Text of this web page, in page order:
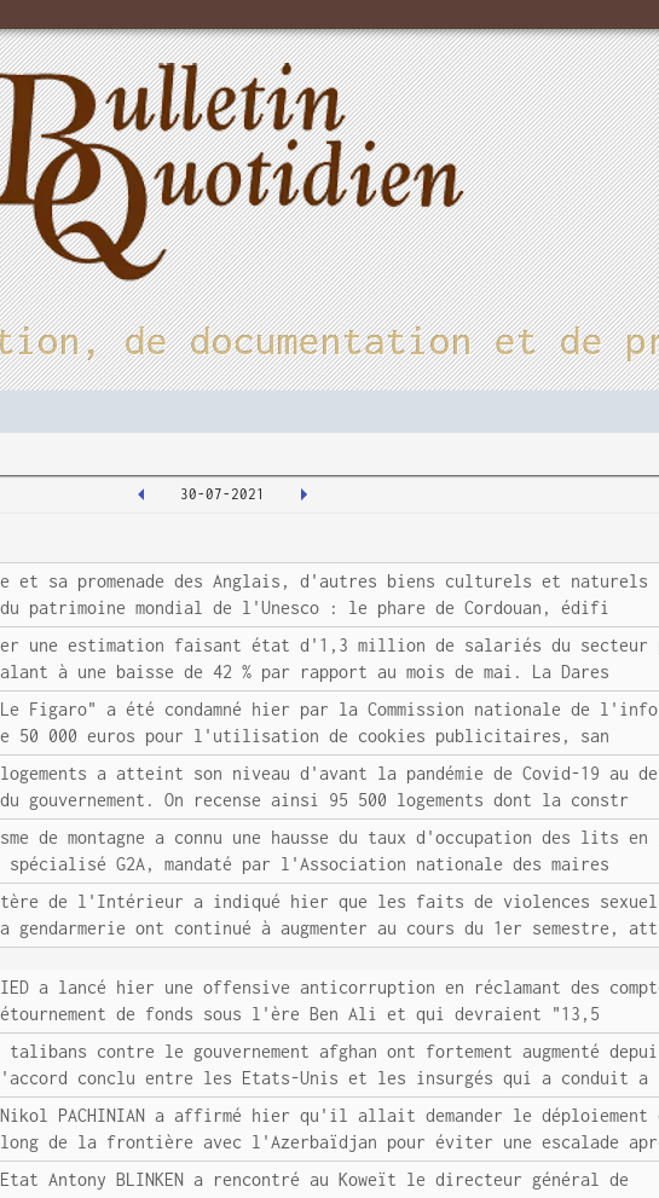
de documentation et de
30-07-2021
et sa promenade des Anglais, d'autres biens culturels et naturels
mondial de l'Unesco : le phare de Cordouan, édifi
hier une estimation faisant état d'1,3 million de salariés du secteur
à une baisse de 42 % par rapport au mois de mai. La Dares
Figaro" a été condamné hier par la Commission nationale de
50 000 euros pour l'utilisation de cookies publicitaires, san
a atteint son niveau d'avant la pandémie de Covid-19 au
On recense ainsi 95 500 logements dont la constr
de montagne a connu une hausse du taux d'occupation des lits
G2A, mandaté par l'Association nationale des maires
de l'Intérieur a indiqué hier que les faits de violences
ont continué à augmenter au cours du 1er semestre, att
a lancé hier une offensive anticorruption en réclamant des
de fonds sous l'ère Ben Ali et qui devraient "13,5
contre le gouvernement afghan ont fortement augmenté
conclu entre les Etats-Unis et les insurgés qui a conduit a
PACHINIAN a affirmé hier qu'il allait demander le déploiement
de la frontière avec l'Azerbaïdjan pour éviter une escalade
Antony BLINKEN a rencontré au Koweït le directeur général de